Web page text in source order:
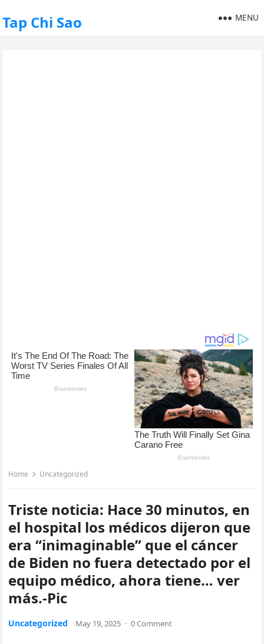
Tap Chi Sao MENU
Home Uncategorized
Triste noticia: Hace 30 minutos, en
el hospital los médicos dijeron que
era “inimaginable” que el cáncer
de Biden no fuera detectado por el
equipo médico, ahora tiene… ver
más.-Pic
Uncategorized May 19, 2025 · 0 Comment